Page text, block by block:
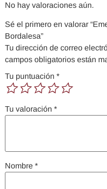
No hay valoraciones aún.
Sé el primero en valorar
Bordalesa”
Tu dirección de correo
campos obligatorios están
Tu puntuación *
Tu valoración *
Nombre *